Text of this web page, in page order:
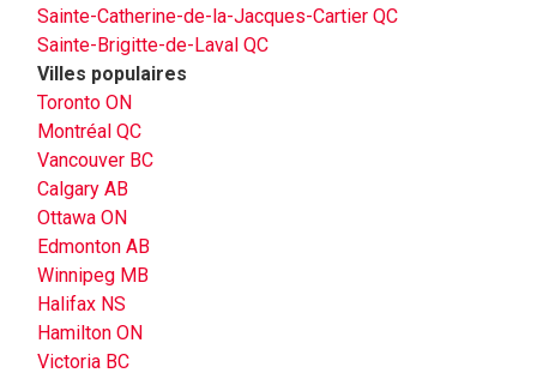
Sainte-Catherine-de-la-Jacques-Cartier QC
Sainte-Brigitte-de-Laval QC
Villes populaires
Toronto ON
Montréal QC
Vancouver BC
Calgary AB
Ottawa ON
Edmonton AB
Winnipeg MB
Halifax NS
Hamilton ON
Victoria BC